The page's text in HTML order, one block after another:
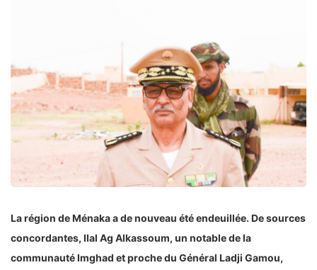
La région de Ménaka a de nouveau été endeuillée. De sources
concordantes, IIal Ag Alkassoum, un notable de la
communauté Imghad et proche du Général Ladji Gamou,